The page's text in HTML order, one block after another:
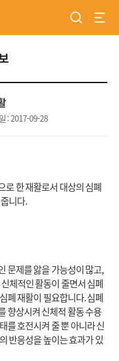
검색
: 2017-09-28
로 한 재활로서 대상의 심폐
니다.
문제를 앓을 가능성이 많고,
체적인 활동이 줄면서 심폐
폐 재활이 필요합니다. 심폐
향상시켜 신체적 활동 수용
를 호전시켜 줄 뿐 아니라 신
반응성을 높이는 효과가 있